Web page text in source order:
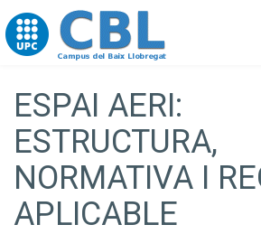
Go to upc.edu
ESPAI AERI:
ESTRUCTURA,
NORMATIVA I
APLICABLE